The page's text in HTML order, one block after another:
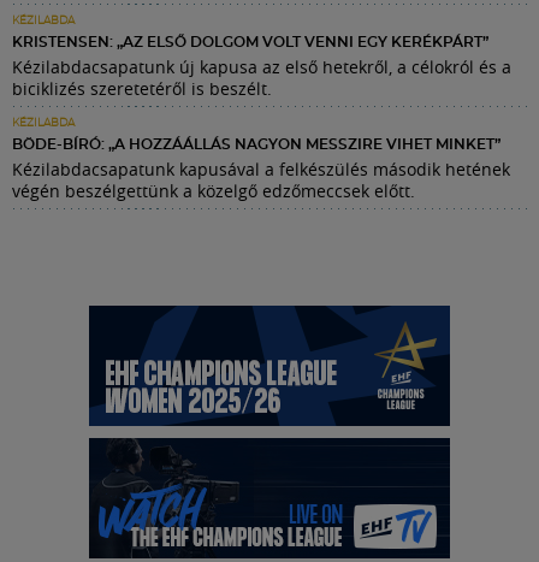
KÉZILABDA
KRISTENSEN: „AZ ELSŐ DOLGOM VOLT VENNI EGY KERÉKPÁRT”
Kézilabdacsapatunk új kapusa az első hetekről, a célokról és a
biciklizés szeretetéről is beszélt.
KÉZILABDA
BÖDE-BÍRÓ: „A HOZZÁÁLLÁS NAGYON MESSZIRE VIHET MINKET”
Kézilabdacsapatunk kapusával a felkészülés második hetének
végén beszélgettünk a közelgő edzőmeccsek előtt.